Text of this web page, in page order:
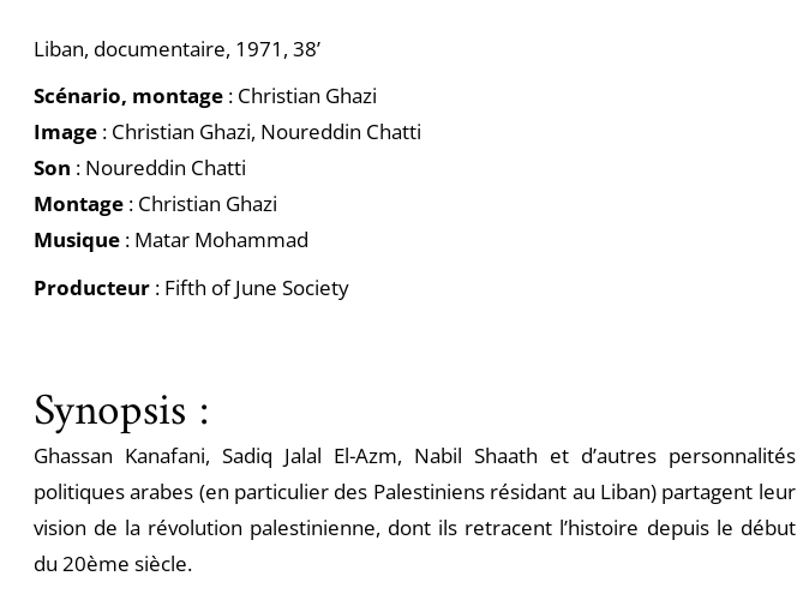
Liban, documentaire, 1971, 38’
Scénario, montage : Christian Ghazi
Image : Christian Ghazi, Noureddin Chatti
Son : Noureddin Chatti
Montage : Christian Ghazi
Musique : Matar Mohammad
Producteur : Fifth of June Society
Synopsis :
Ghassan Kanafani, Sadiq Jalal El-Azm, Nabil Shaath et d’autres personnalités
politiques arabes (en particulier des Palestiniens résidant au Liban) partagent leur
vision de la révolution palestinienne, dont ils retracent l’histoire depuis le début
du 20ème siècle.